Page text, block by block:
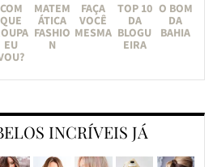
COM
QUE
EU
MATEM
ÁTICA
FASHIO
N
FAÇA
VOCÊ
MESMA
TOP 10
DA
BLOGU
EIRA
O BOM
DA
BAHIA
INCRÍVEIS JÁ